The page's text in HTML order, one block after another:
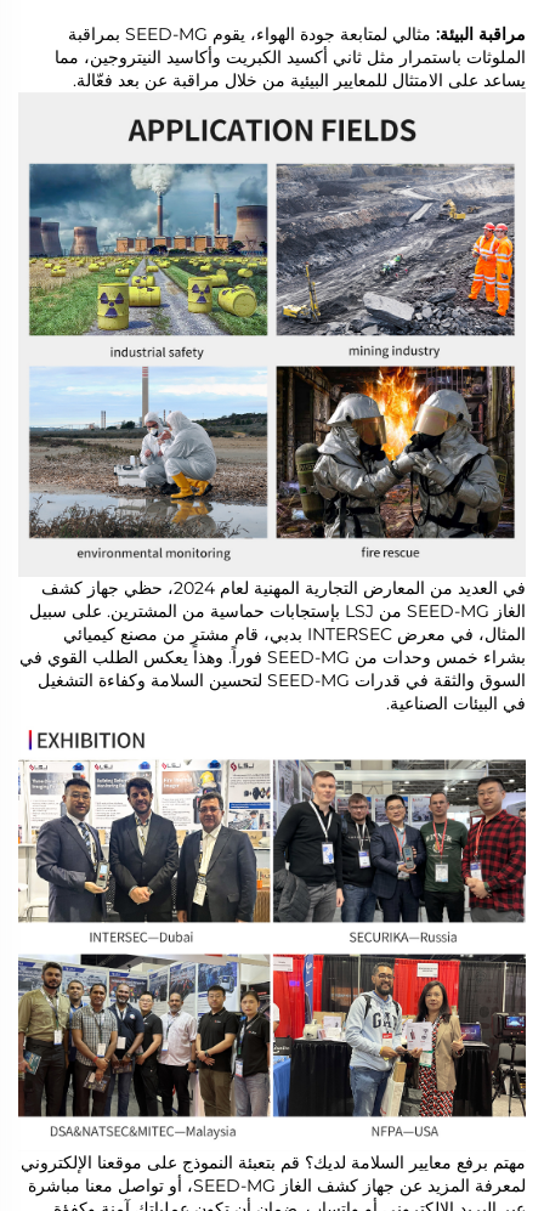
مراقبة البيئة:
مثالي لمتابعة جودة الهواء، يقوم SEED-MG بمراقبة
الملوثات باستمرار مثل ثاني أكسيد الكبريت وأكاسيد النيتروجين، مما
يساعد على الامتثال للمعايير البيئية من خلال مراقبة عن بعد فعّالة.
في العديد من المعارض التجارية المهنية لعام 2024، حظي جهاز كشف
الغاز SEED-MG من LSJ بإستجابات حماسية من المشترين. على سبيل
المثال، في معرض INTERSEC بدبي، قام مشترٍ من مصنع كيميائي
بشراء خمس وحدات من SEED-MG فوراً. وهذا يعكس الطلب القوي في
السوق والثقة في قدرات SEED-MG لتحسين السلامة وكفاءة التشغيل
في البيئات الصناعية.
مهتم برفع معايير السلامة لديك؟ قم بتعبئة النموذج على موقعنا الإلكتروني
لمعرفة المزيد عن جهاز كشف الغاز SEED-MG، أو تواصل معنا مباشرة